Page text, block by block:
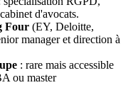
d'avocats.
Four (EY, Deloitte,
manager et direction à
: rare mais accessible
ou master